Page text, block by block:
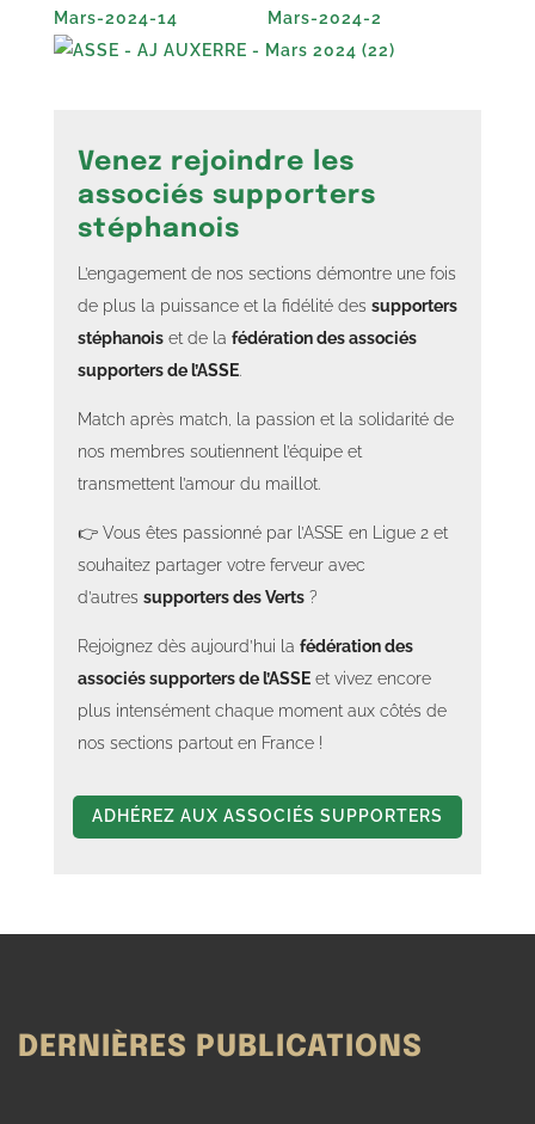
Venez rejoindre les
associés supporters
stéphanois
L’engagement de nos sections démontre une fois
de plus la puissance et la fidélité des supporters
stéphanois et de la fédération des associés
supporters de l’ASSE.
Match après match, la passion et la solidarité de
nos membres soutiennent l’équipe et
transmettent l’amour du maillot.
👉 Vous êtes passionné par l’ASSE en Ligue 2 et
souhaitez partager votre ferveur avec
d’autres supporters des Verts ?
Rejoignez dès aujourd’hui la fédération des
associés supporters de l’ASSE et vivez encore
plus intensément chaque moment aux côtés de
nos sections partout en France !
ADHÉREZ AUX ASSOCIÉS SUPPORTERS
DERNIÈRES PUBLICATIONS